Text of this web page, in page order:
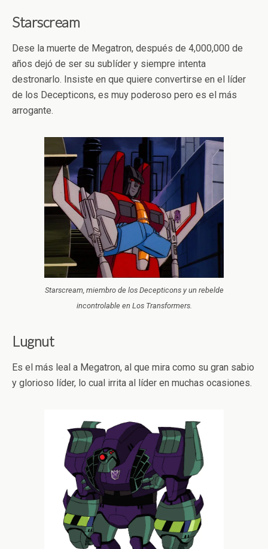
Starscream
Dese la muerte de Megatron, después de 4,000,000 de
años dejó de ser su sublíder y siempre intenta
destronarlo. Insiste en que quiere convertirse en el líder
de los Decepticons, es muy poderoso pero es el más
arrogante.
Starscream, miembro de los Decepticons y un rebelde
incontrolable en Los Transformers.
Lugnut
Es el más leal a Megatron, al que mira como su gran sabio
y glorioso líder, lo cual irrita al líder en muchas ocasiones.